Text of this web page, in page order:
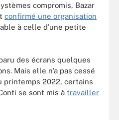
compromis, Bazar
confirmé une organisation
à celle d’une petite
des écrans quelques
Mais elle n’a pas cessé
printemps 2022, certains
se sont mis à travailler